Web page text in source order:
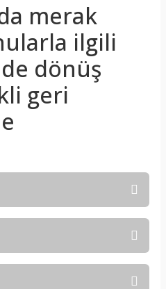
merak
ilgili
dönüş
geri